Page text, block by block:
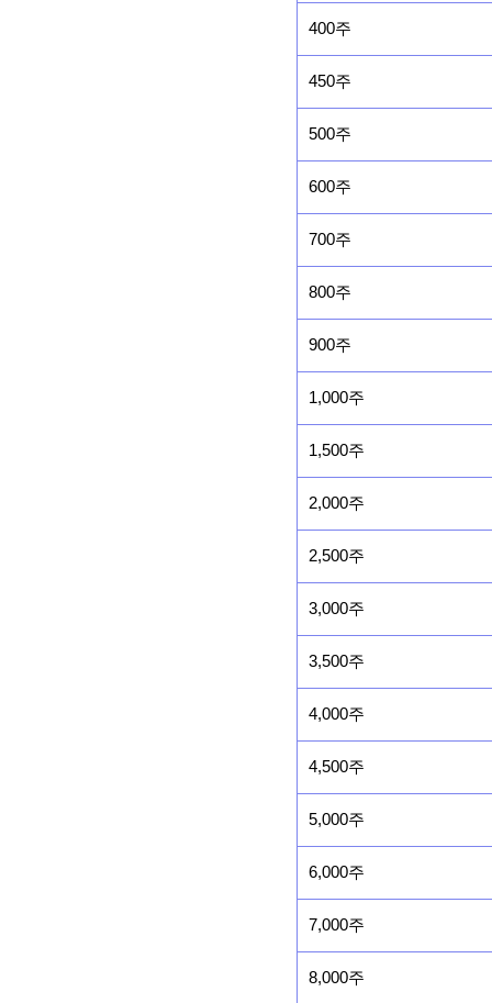
400주
450주
500주
600주
700주
800주
900주
1,000주
1,500주
2,000주
2,500주
3,000주
3,500주
4,000주
4,500주
5,000주
6,000주
7,000주
8,000주